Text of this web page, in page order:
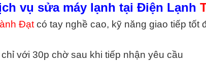
vụ sửa máy lạnh tại Điện Lạnh
Đạtcó tay nghề cao, kỹ năng giao tiếp tốt
với 30p chờ sau khi tiếp nhận yêu cầu